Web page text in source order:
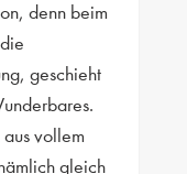
denn beim
geschieht
vollem
gleich